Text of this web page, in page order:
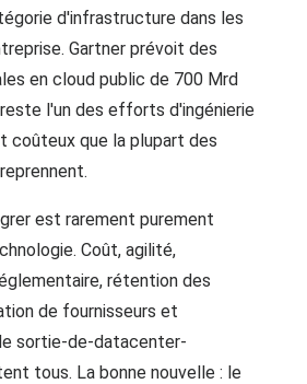
d'infrastructure dans les
Gartner prévoit des
en cloud public de 700 Mrd
l'un des efforts d'ingénierie
coûteux que la plupart des
est rarement purement
Coût, agilité,
rétention des
de fournisseurs et
sortie-de-datacenter-
tous. La bonne nouvelle : le